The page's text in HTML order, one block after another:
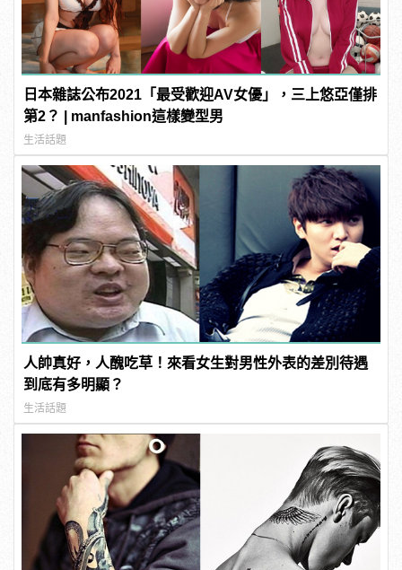
日本雜誌公布2021「最受歡迎AV女優」，三上悠亞僅排
第2？ | manfashion這樣變型男
生活話題
人帥真好，人醜吃草！來看女生對男性外表的差別待遇
到底有多明顯？
生活話題